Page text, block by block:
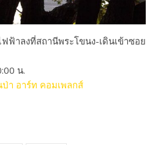
ลงที่สถานีพระโขนง-เดินเข้าซอย
น.
ป่า อาร์ท คอมเพลกส์